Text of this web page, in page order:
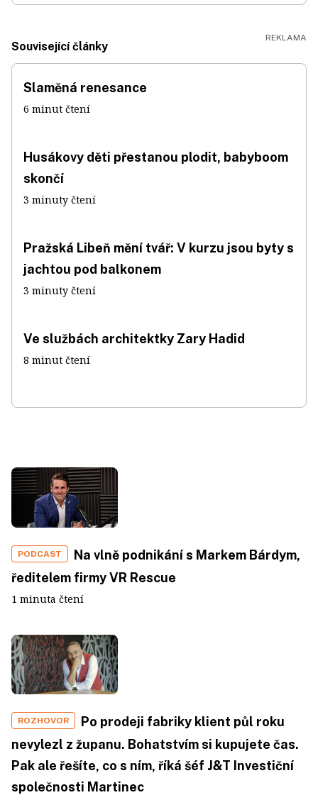
Související články
Slaměná renesance
6 minut čtení
Husákovy děti přestanou plodit, babyboom
skončí
3 minuty čtení
Pražská Libeň mění tvář: V kurzu jsou byty s
jachtou pod balkonem
3 minuty čtení
Ve službách architektky Zary Hadid
8 minut čtení
PODCAST
Na vlně podnikání s Markem Bárdym,
ředitelem firmy VR Rescue
1 minuta čtení
ROZHOVOR
Po prodeji fabriky klient půl roku
nevylezl z županu. Bohatstvím si kupujete čas.
Pak ale řešíte, co s ním, říká šéf J&T Investiční
společnosti Martinec